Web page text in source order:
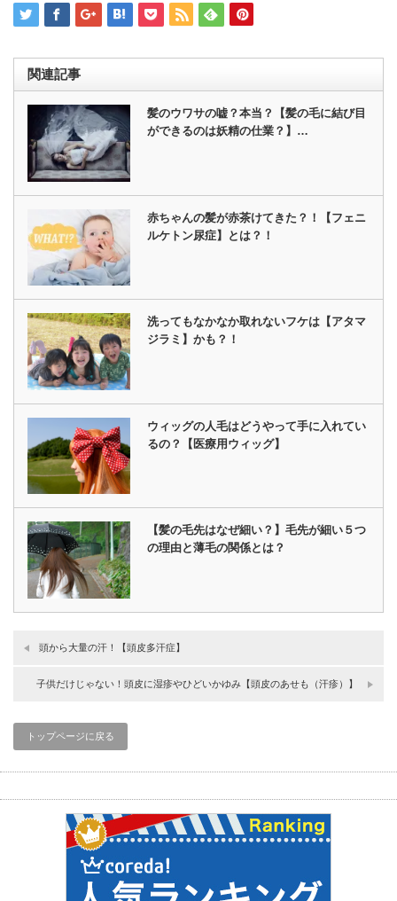
き
ま
す)
関連記事
髪のウワサの嘘？本当？【髪の毛に結び目
ができるのは妖精の仕業？】…
赤ちゃんの髪が赤茶けてきた？！【フェニ
ルケトン尿症】とは？！
洗ってもなかなか取れないフケは【アタマ
ジラミ】かも？！
ウィッグの人毛はどうやって手に入れてい
るの？【医療用ウィッグ】
【髪の毛先はなぜ細い？】毛先が細い５つ
の理由と薄毛の関係とは？
頭から大量の汗！【頭皮多汗症】
子供だけじゃない！頭皮に湿疹やひどいかゆみ【頭皮のあせも（汗疹）】
トップページに戻る